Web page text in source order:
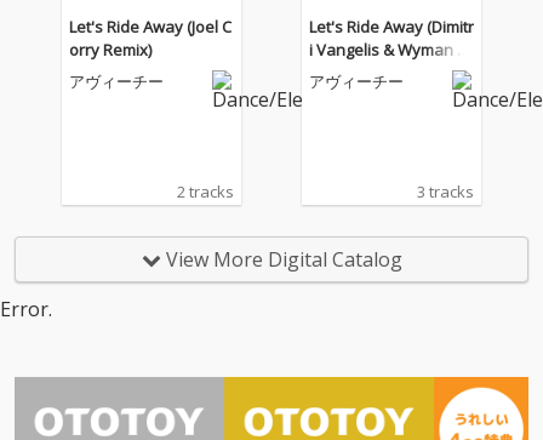
Let's Ride Away (Joel C
orry Remix)
アヴィーチー
2 tracks
Let's Ride Away (Dimitr
i Vangelis & Wyman G
olden Era Mix)
アヴィーチー
3 tracks
View More Digital Catalog
Error.